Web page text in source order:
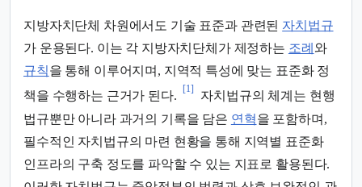
지방자치단체 차원에서도 기술 표준과 관련된 자치법규
가 운용된다. 이는 각 지방자치단체가 제정하는 조례 와
규칙을 통해 이루어지며, 지역적 특성에 맞는 표준화 정
책을 수행하는 근거가 된다.
[1]
자치법규의 체계는 현행
법규뿐만 아니라 과거의 기록을 담은 연혁을 포함하며,
필수적인 자치법규의 마련 현황을 통해 지역별 표준화
인프라의 구축 정도를 파악할 수 있는 지표로 활용된다.